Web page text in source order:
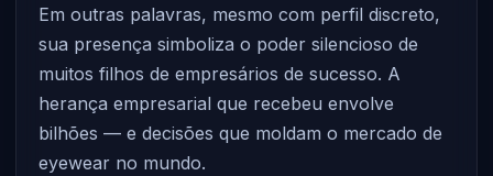
Em outras palavras, mesmo com perfil discreto,
sua presença simboliza o poder silencioso de
muitos filhos de empresários de sucesso. A
herança empresarial que recebeu envolve
bilhões — e decisões que moldam o mercado de
eyewear no mundo.